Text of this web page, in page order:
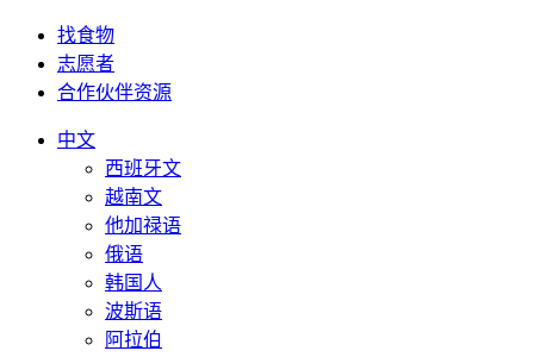
找食物
志愿者
合作伙伴资源
中文
西班牙文
越南文
他加禄语
俄语
韩国人
波斯语
阿拉伯